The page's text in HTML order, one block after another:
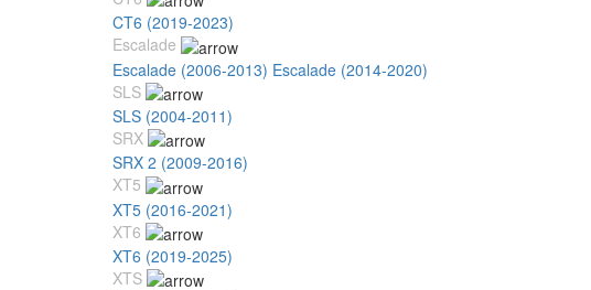
CT6 (2019-2023)
Escalade
Escalade (2006-2013) Escalade (2014-2020)
SLS
SLS (2004-2011)
SRX
SRX 2 (2009-2016)
XT5
XT5 (2016-2021)
XT6
XT6 (2019-2025)
XTS